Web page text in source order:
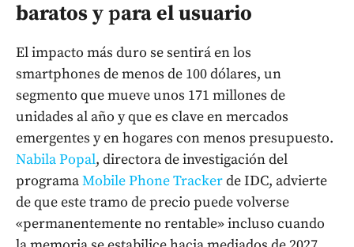
baratos ypara el usuario
El impacto más duro se sentirá en los
smartphones de menos de 100 dólares, un
segmento que mueve unos 171 millones de
unidades al año y que es clave en mercados
emergentes y en hogares con menos presupuesto.
Nabila Popal, directora de investigación del
programaMobile Phone Trackerde IDC, advierte
de que este tramo de precio puede volverse
«permanentemente no rentable» incluso cuando